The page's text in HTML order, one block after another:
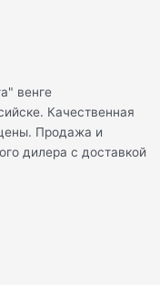
Качественная
Продажа и
дилера с доставкой